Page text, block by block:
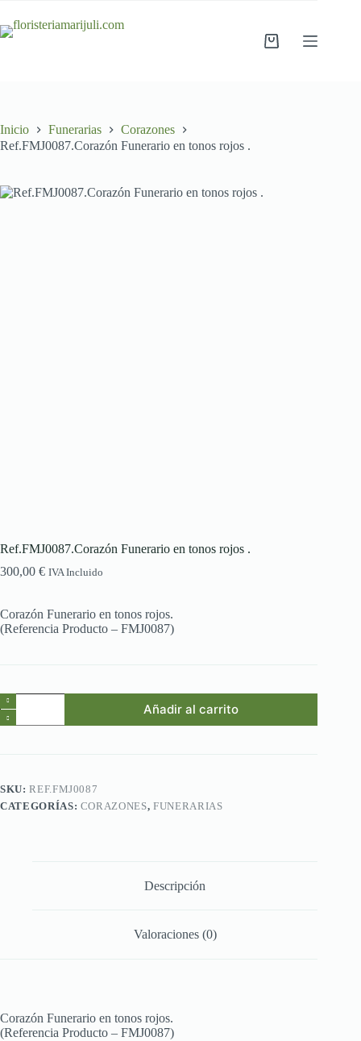
contenido
Carro
Inicio Funerarias
Corazones
Ref.FMJ0087.Corazón Funerario en tonos rojos .
Ref.FMJ0087.Corazón Funerario en tonos rojos .
300,00 € IVA Incluido
Corazón Funerario en tonos rojos.
(Referencia Producto – FMJ0087)
Ref.FMJ0087.Corazón
Funerario
en
Añadir al carrito
SKU:REF.FMJ0087
CATEGORÍAS: CORAZONES, FUNERARIAS
Descripción
Valoraciones (0)
Corazón Funerario en tonos rojos.
(Referencia Producto – FMJ0087)